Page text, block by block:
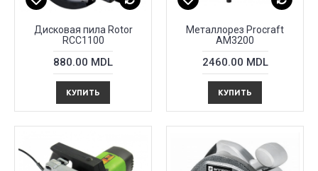
Дисковая пила Rotor
RCC1100
880.00 MDL
КУПИТЬ
Металлорез Procraft
AM3200
2460.00 MDL
КУПИТЬ